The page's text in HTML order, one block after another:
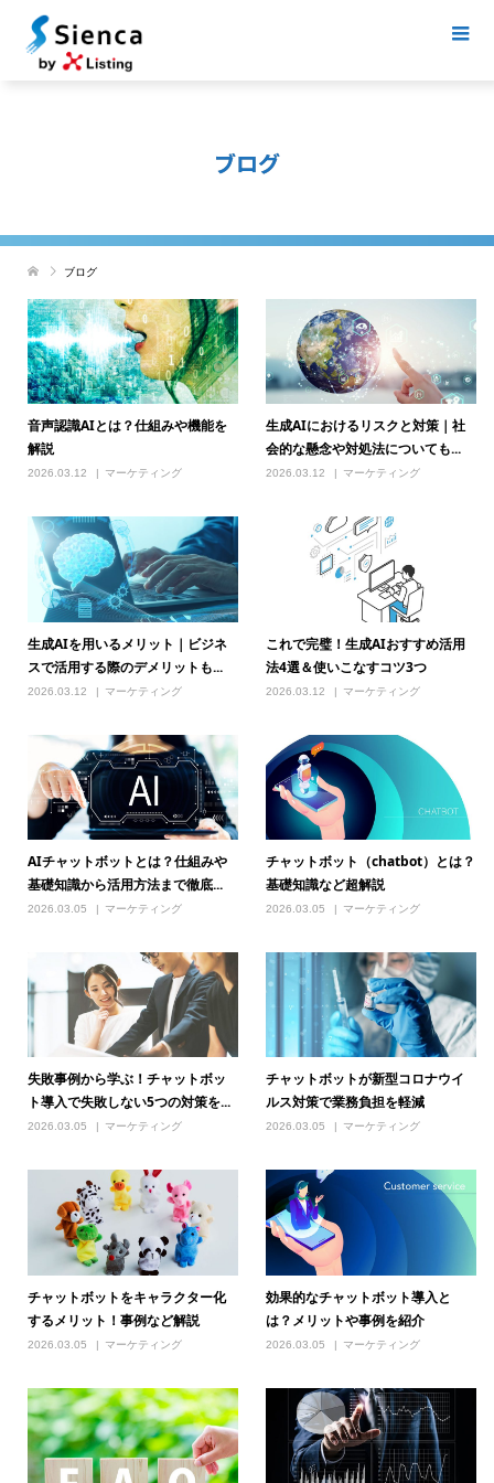
ブログ
ブログ
音声認識AIとは？仕組みや機能を
解説
2026.03.12 マーケティング
生成AIにおけるリスクと対策｜社
会的な懸念や対処法についても...
2026.03.12 マーケティング
生成AIを用いるメリット｜ビジネ
スで活用する際のデメリットも...
2026.03.12 マーケティング
これで完璧！生成AIおすすめ活用
法4選＆使いこなすコツ3つ
2026.03.12 マーケティング
AIチャットボットとは？仕組みや
基礎知識から活用方法まで徹底...
2026.03.05 マーケティング
チャットボット（chatbot）とは？
基礎知識など超解説
2026.03.05 マーケティング
失敗事例から学ぶ！チャットボッ
ト導入で失敗しない5つの対策を...
2026.03.05 マーケティング
チャットボットが新型コロナウイ
ルス対策で業務負担を軽減
2026.03.05 マーケティング
チャットボットをキャラクター化
するメリット！事例など解説
2026.03.05 マーケティング
効果的なチャットボット導入と
は？メリットや事例を紹介
2026.03.05 マーケティング